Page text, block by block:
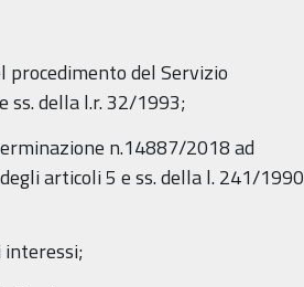
del Servizio
ss. della l.r. 32/1993;
n.14887/2018 ad
articoli 5 e ss. della l. 241/1990